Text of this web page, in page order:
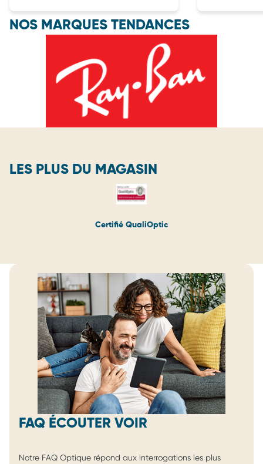
NOS MARQUES TENDANCES
LES PLUS DU MAGASIN
Certifié QualiOptic
FAQ ÉCOUTER VOIR
Notre FAQ Optique répond aux interrogations les plus